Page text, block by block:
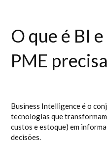
O que é BI
PME
Business Intelligence é o
tecnologias que
custos e estoque) em
decisões.